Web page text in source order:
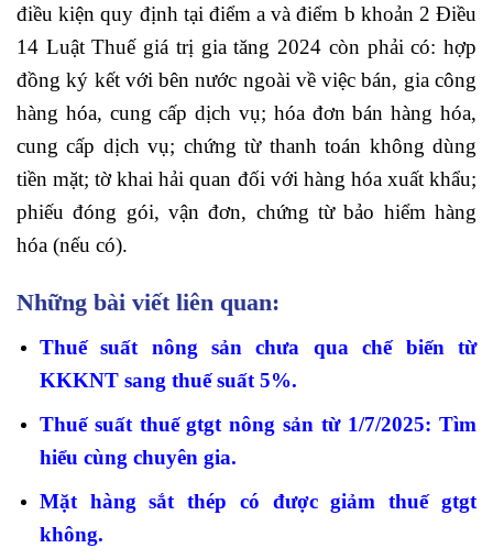
điều kiện quy định tại điểm a và điểm b khoản 2 Điều
14 Luật Thuế giá trị gia tăng 2024 còn phải có: hợp
đồng ký kết với bên nước ngoài về việc bán, gia công
hàng hóa, cung cấp dịch vụ; hóa đơn bán hàng hóa,
cung cấp dịch vụ; chứng từ thanh toán không dùng
tiền mặt; tờ khai hải quan đối với hàng hóa xuất khẩu;
phiếu đóng gói, vận đơn, chứng từ bảo hiểm hàng
hóa (nếu có).
Những bài viết liên quan:
Thuế suất nông sản chưa qua chế biến từ
KKKNT sang thuế suất 5%.
Thuế suất thuế gtgt nông sản từ 1/7/2025: Tìm
hiểu cùng chuyên gia.
Mặt hàng sắt thép có được giảm thuế gtgt
không.